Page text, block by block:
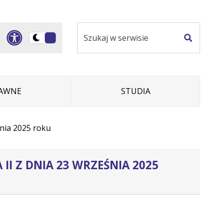
Panel dostosowania
Przełącz
serwisie
STUDIA
2025 roku
II Z DNIA 23 WRZEŚNIA 2025